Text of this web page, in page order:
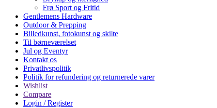
Frø Sport og Fritid
Gentlemens Hardware
Outdoor & Prepping
Billedkunst, fotokunst og skilte
Til børneværelset
Jul og Eventyr
Kontakt os
Privatlivspolitik
Politik for refundering og returnerede varer
Wishlist
Compare
Login / Register